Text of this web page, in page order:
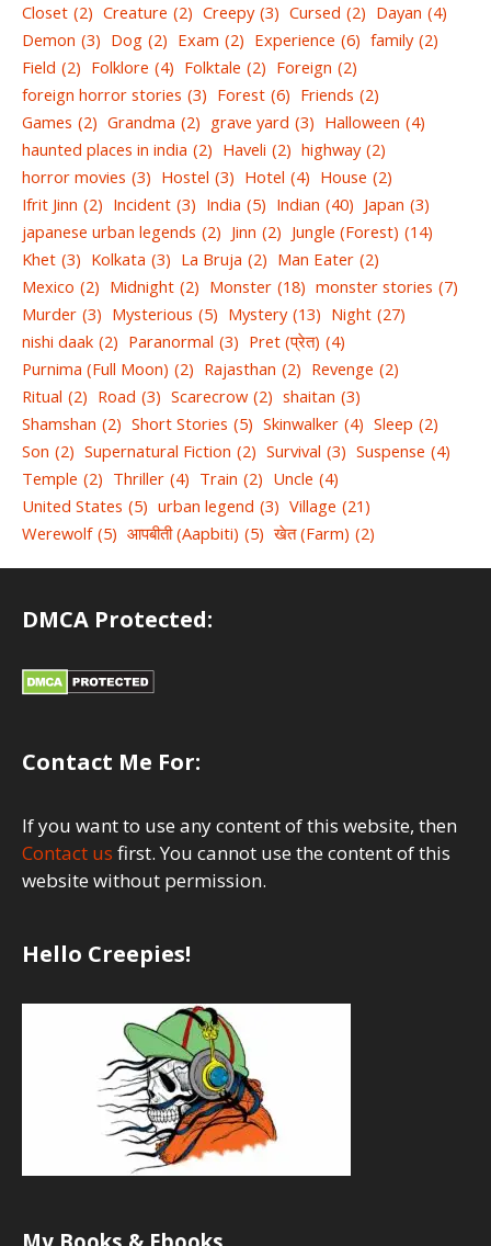
Closet (2) Creature (2) Creepy (3) Cursed (2) Dayan (4)
Demon (3) Dog (2) Exam (2) Experience (6) family (2)
Field (2) Folklore (4) Folktale (2) Foreign (2)
foreign horror stories (3) Forest (6) Friends (2)
Games (2) Grandma (2) grave yard (3) Halloween (4)
haunted places in india (2) Haveli (2) highway (2)
horror movies (3) Hostel (3) Hotel (4) House (2)
Ifrit Jinn (2) Incident (3) India (5) Indian (40) Japan (3)
japanese urban legends (2) Jinn (2) Jungle (Forest) (14)
Khet (3) Kolkata (3) La Bruja (2) Man Eater (2)
Mexico (2) Midnight (2) Monster (18) monster stories (7)
Murder (3) Mysterious (5) Mystery (13) Night (27)
nishi daak (2) Paranormal (3) Pret (प्रेत) (4)
Purnima (Full Moon) (2) Rajasthan (2) Revenge (2)
Ritual (2) Road (3) Scarecrow (2) shaitan (3)
Shamshan (2) Short Stories (5) Skinwalker (4) Sleep (2)
Son (2) Supernatural Fiction (2) Survival (3) Suspense (4)
Temple (2) Thriller (4) Train (2) Uncle (4)
United States (5) urban legend (3) Village (21)
Werewolf (5) आपबीती (Aapbiti) (5) खेत (Farm) (2)
DMCA Protected:
Contact Me For:
If you want to use any content of this website, then
Contact us first. You cannot use the content of this
website without permission.
Hello Creepies!